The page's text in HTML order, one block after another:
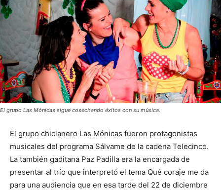
El grupo Las Mónicas sigue cosechando éxitos con su música.
El grupo chiclanero Las Mónicas fueron protagonistas
musicales del programa Sálvame de la cadena Telecinco.
La también gaditana Paz Padilla era la encargada de
presentar al trío que interpretó el tema Qué coraje me da
para una audiencia que en esa tarde del 22 de diciembre